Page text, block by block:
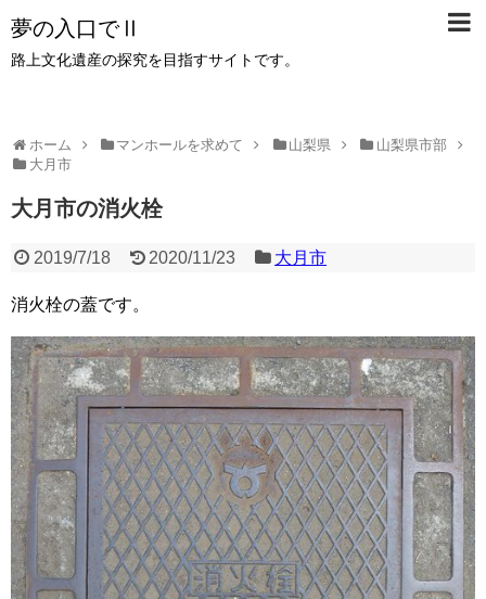
夢の入口でⅡ
路上文化遺産の探究を目指すサイトです。
ホーム マンホールを求めて 山梨県
山梨県市部
大月市
大月市の消火栓
2019/7/18 2020/11/23 大月市
消火栓の蓋です。